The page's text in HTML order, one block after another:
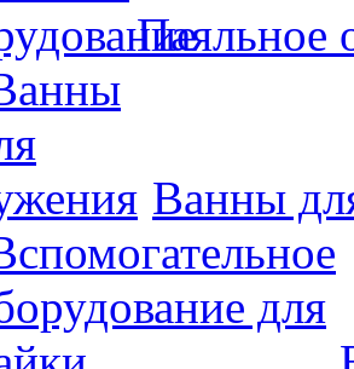
Паяльное
Ванны